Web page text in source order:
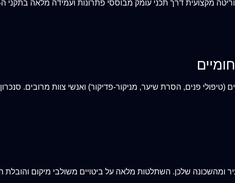
פנים, הסרת שיער, מניקור-פדיקור) ואנשי צוות מרובים.